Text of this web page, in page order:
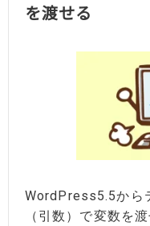
を渡せる
WordPress5.5から
（引数）で変数を